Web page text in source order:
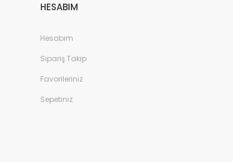
HESABIM
Hesabım
Sipariş Takip
Favorileriniz
Sepetiniz